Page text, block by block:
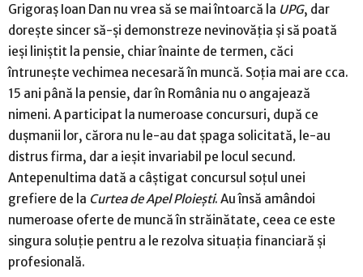
Grigoraş Ioan Dan nu vrea să se mai întoarcă la UPG, dar
doreşte sincer să-şi demonstreze nevinovăţia şi să poată
ieşi liniştit la pensie, chiar înainte de termen, căci
întruneşte vechimea necesară în muncă. Soţia mai are cca.
15 ani până la pensie, dar în România nu o angajează
nimeni. A participat la numeroase concursuri, după ce
duşmanii lor, cărora nu le-au dat şpaga solicitată, le-au
distrus firma, dar a ieşit invariabil pe locul secund.
Antepenultima dată a câştigat concursul soţul unei
grefiere de la Curtea de Apel Ploieşti. Au însă amândoi
numeroase oferte de muncă în străinătate, ceea ce este
singura soluţie pentru a le rezolva situaţia financiară şi
profesională.